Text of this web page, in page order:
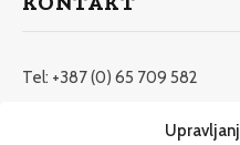
Tel: +387 (0) 65 709 582
redakcija@etrafika.net